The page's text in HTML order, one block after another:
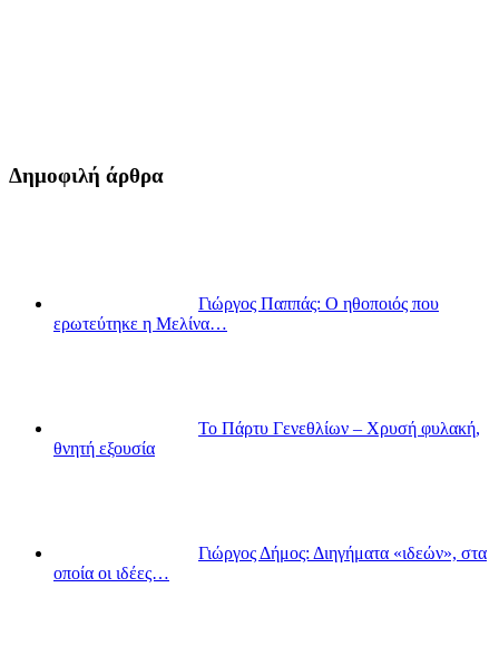
Δημοφιλή άρθρα
Γιώργος Παππάς: Ο ηθοποιός που
ερωτεύτηκε η Μελίνα…
Το Πάρτυ Γενεθλίων – Χρυσή φυλακή,
θνητή εξουσία
Γιώργος Δήμος: Διηγήματα «ιδεών», στα
οποία οι ιδέες…